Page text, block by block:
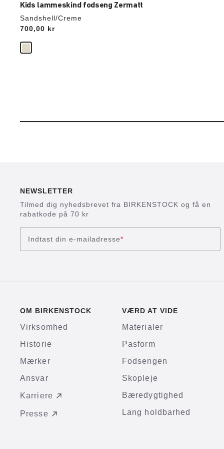
Kids lammeskind fodseng Zermatt
Sandshell/Creme
Price:
700,00 kr
NEWSLETTER
Tilmed dig nyhedsbrevet fra BIRKENSTOCK og få en
rabatkode på 70 kr
Indtast din e-mailadresse*
OM BIRKENSTOCK
Virksomhed
Historie
Mærker
Ansvar
Karriere
Presse
VÆRD AT VIDE
Materialer
Pasform
Fodsengen
Skopleje
Bæredygtighed
Lang holdbarhed